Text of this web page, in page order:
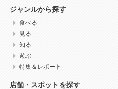
ジャンルから探す
食べる
見る
知る
遊ぶ
特集＆レポート
店舗・スポットを探す